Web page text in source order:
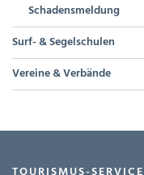
Schadensmeldung
Surf- & Segelschulen
Vereine & Verbände